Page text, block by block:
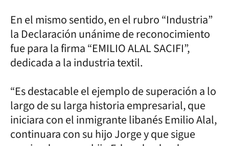
En el mismo sentido, en el rubro “Industria”
la Declaración unánime de reconocimiento
fue para la firma “EMILIO ALAL SACIFI”,
dedicada a la industria textil.
“Es destacable el ejemplo de superación a lo
largo de su larga historia empresarial, que
iniciara con el inmigrante libanés Emilio Alal,
continuara con su hijo Jorge y que sigue